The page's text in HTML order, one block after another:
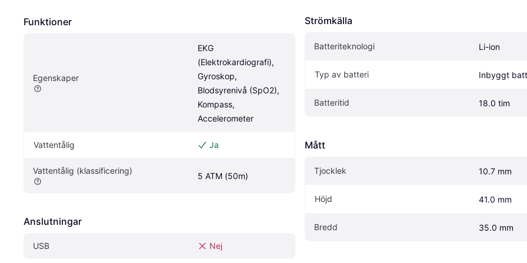
Funktioner
Egenskaper
EKG
(Elektrokardiografi),
Gyroskop,
Blodsyrenivå (SpO2),
Kompass,
Accelerometer
Vattentålig Ja
Vattentålig (klassificering)
5 ATM (50m)
Anslutningar
USB Nej
Strömkälla
Batteriteknologi Li-ion
Typ av batteri Inbyggt
Batteritid 18.0 tim
Mått
Tjocklek 10.7 mm
Höjd 41.0 mm
Bredd 35.0 mm